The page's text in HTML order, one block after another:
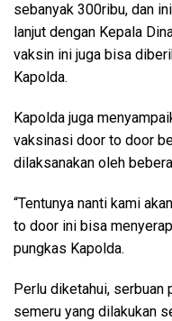
sebanyak 300ribu, dan
lanjut dengan Kepala
vaksin ini juga bisa
Kapolda.
Kapolda juga
vaksinasi door to door
dilaksanakan oleh
“Tentunya nanti kami
to door ini bisa
pungkas Kapolda.
Perlu diketahui, serbuan
semeru yang dilakukan